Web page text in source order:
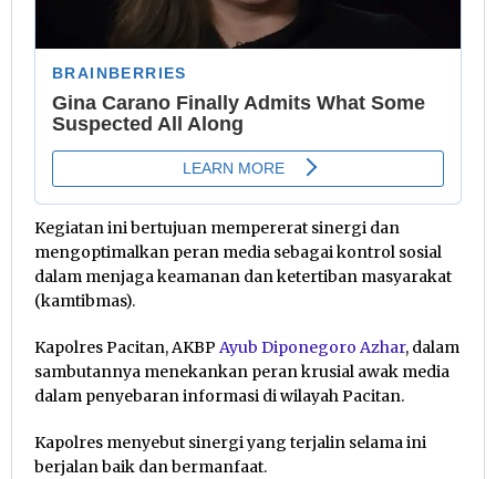
Kegiatan ini bertujuan mempererat sinergi dan
mengoptimalkan peran media sebagai kontrol sosial
dalam menjaga keamanan dan ketertiban masyarakat
(kamtibmas).
Kapolres Pacitan, AKBP Ayub Diponegoro Azhar, dalam
sambutannya menekankan peran krusial awak media
dalam penyebaran informasi di wilayah Pacitan.
Kapolres menyebut sinergi yang terjalin selama ini
berjalan baik dan bermanfaat.